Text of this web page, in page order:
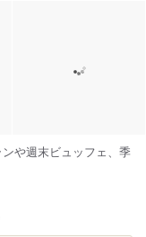
や週末ビュッフェ、季